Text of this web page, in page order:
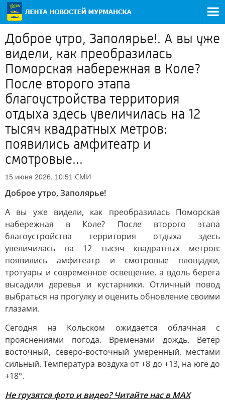
Доброе утро, Заполярье!. А вы уже
видели, как преобразилась
Поморская набережная в Коле?
После второго этапа
благоустройства территория
отдыха здесь увеличилась на 12
тысяч квадратных метров:
появились амфитеатр и
смотровые...
15 июня 2026, 10:51 СМИ
Доброе утро, Заполярье!
А вы уже видели, как преобразилась Поморская
набережная в Коле? После второго этапа
благоустройства территория отдыха здесь
увеличилась на 12 тысяч квадратных метров:
появились амфитеатр и смотровые площадки,
тротуары и современное освещение, а вдоль берега
высадили деревья и кустарники. Отличный повод
выбраться на прогулку и оценить обновление своими
глазами.
Сегодня на Кольском ожидается облачная с
прояснениями погода. Временами дождь. Ветер
восточный, северо-восточный умеренный, местами
сильный. Температура воздуха от +8 до +13, на юге до
+18°.
Не грузятся фото и видео? Читайте нас в MAX